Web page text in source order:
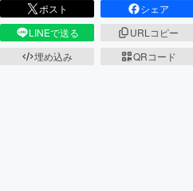
ポスト
シェア
LINEで送る
URLコピー
埋め込み
QRコード